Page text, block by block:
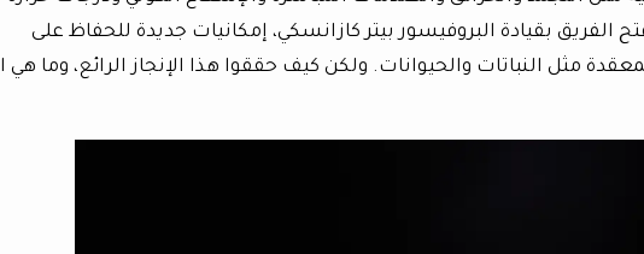
وقد فتح الفريق بقيادة البروفيسور بيتر كازانسكي، إمكانيات جديدة للحفاظ على
مثل النباتات والحيوانات. ولكن كيف حققوا هذا الإنجاز الرائع، وما هي